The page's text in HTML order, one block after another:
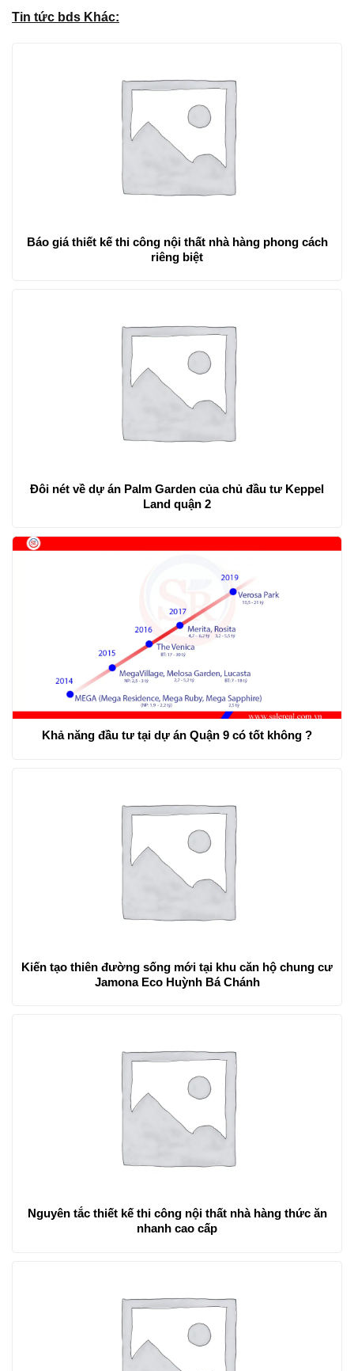
Tin tức bds Khác:
Báo giá thiết kế thi công nội thất nhà hàng phong cách
riêng biệt
Đôi nét về dự án Palm Garden của chủ đầu tư Keppel
Land quận 2
Khả năng đầu tư tại dự án Quận 9 có tốt không ?
Kiến tạo thiên đường sống mới tại khu căn hộ chung cư
Jamona Eco Huỳnh Bá Chánh
Nguyên tắc thiết kế thi công nội thất nhà hàng thức ăn
nhanh cao cấp